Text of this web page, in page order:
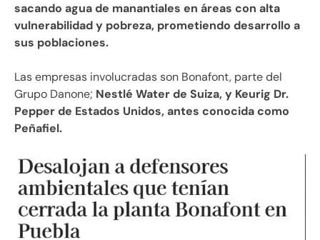
sacando agua de manantiales en áreas con alta
vulnerabilidad y pobreza, prometiendo desarrollo a
sus poblaciones.
Las empresas involucradas son Bonafont, parte del
Grupo Danone; Nestlé Water de Suiza, y Keurig Dr.
Pepper de Estados Unidos, antes conocida como
Peñafiel.